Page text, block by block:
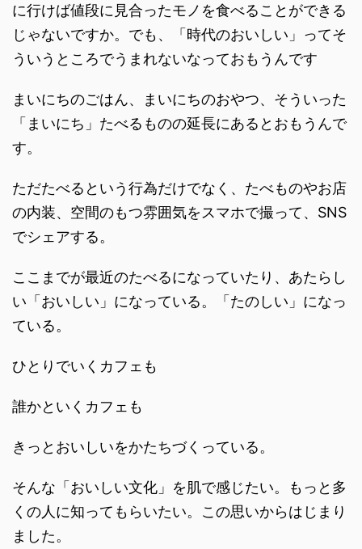
に行けば値段に見合ったモノを食べることができる
じゃないですか。でも、「時代のおいしい」ってそ
ういうところでうまれないなっておもうんです
まいにちのごはん、まいにちのおやつ、そういった
「まいにち」たべるものの延長にあるとおもうんで
す。
ただたべるという行為だけでなく、たべものやお店
の内装、空間のもつ雰囲気をスマホで撮って、SNS
でシェアする。
ここまでが最近のたべるになっていたり、あたらし
い「おいしい」になっている。「たのしい」になっ
ている。
ひとりでいくカフェも
誰かといくカフェも
きっとおいしいをかたちづくっている。
そんな「おいしい文化」を肌で感じたい。もっと多
くの人に知ってもらいたい。この思いからはじまり
ました。